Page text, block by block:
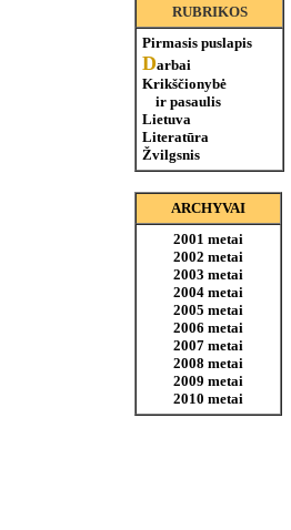
RUBRIKOS
Pirmasis puslapis
Darbai
Krikščionybė
ir pasaulis
Lietuva
Literatūra
Žvilgsnis
ARCHYVAI
2001 metai
2002 metai
2003 metai
2004 metai
2005 metai
2006 metai
2007 metai
2008 metai
2009 metai
2010 metai